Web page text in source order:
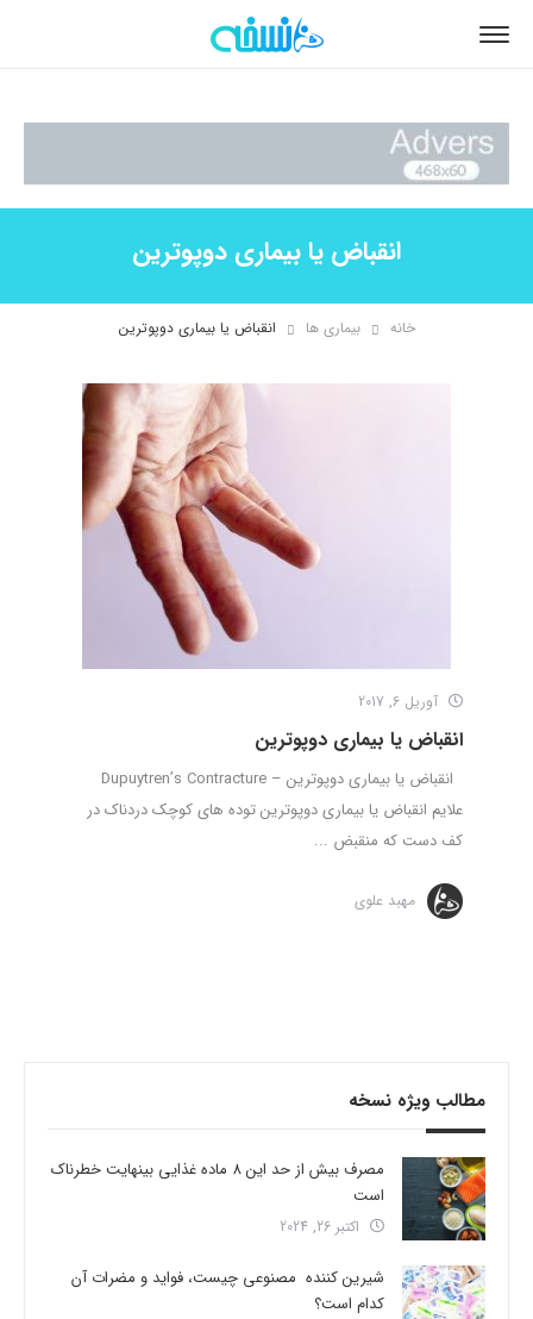
انقباض یا بیماری دوپوترین
خانه بیماری ها انقباض یا بیماری دوپوترین
آوریل 6, 2017
انقباض یا بیماری دوپوترین
انقباض یا بیماری دوپوترین – Dupuytren’s Contracture
علایم انقباض یا بیماری دوپوترین توده های کوچک دردناک در
کف دست که منقبض ...
مهبد علوی
مطالب ویژه نسخه
مصرف بیش از حد این 8 ماده غذایی بینهایت خطرناک
است
اکتبر 26, 2024
شیرین کننده مصنوعی چیست، فواید و مضرات آن
کدام است؟